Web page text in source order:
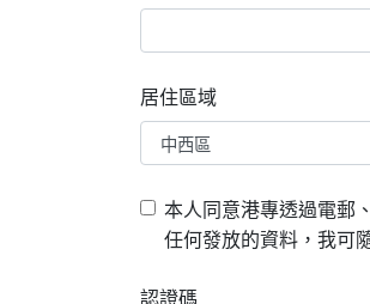
居住區域
本人同意港專透過電郵
任何發放的資料，我可
認證碼